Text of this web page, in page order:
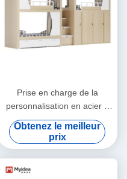
Prise en charge de la
personnalisation en acier à
double couche lit en acier
utilisé lit en acier cadre en
métal lit en acier jumeau
plein
Obtenez le meilleur
prix